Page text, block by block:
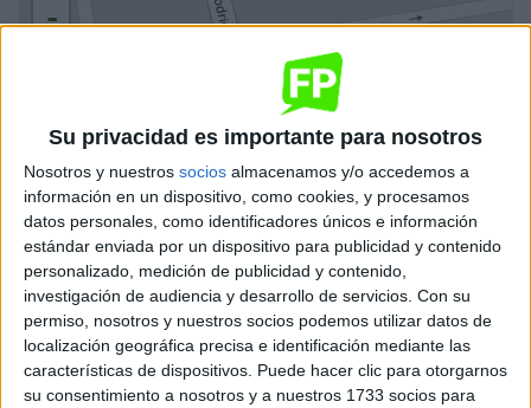
Su privacidad es importante para nosotros
Nosotros y nuestros socios almacenamos y/o accedemos a
información en un dispositivo, como cookies, y procesamos
datos personales, como identificadores únicos e información
estándar enviada por un dispositivo para publicidad y contenido
personalizado, medición de publicidad y contenido,
investigación de audiencia y desarrollo de servicios. Con su
permiso, nosotros y nuestros socios podemos utilizar datos de
localización geográfica precisa e identificación mediante las
características de dispositivos. Puede hacer clic para otorgarnos
su consentimiento a nosotros y a nuestros 1733 socios para
-
Leaflet| OSM Mapnik
Ciclos de Grado Medio 1 ciclo
Conducción de Actividades Físico-
Deportivas en el Medio Natural